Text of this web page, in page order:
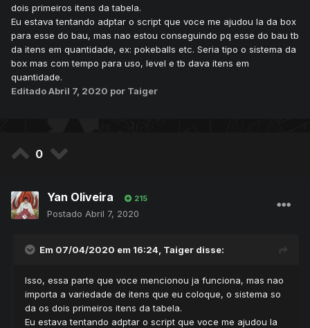
dois primeiros itens da tabela.
Eu estava tentando adptar o script que voce me ajudou la da box
para esse do bau, mas nao estou conseguindo pq esse do bau tb
da itens em quantidade, ex: pokeballs etc. Seria tipo o sistema da
box mas com tempo para uso, level e tb dava itens em
quantidade.
EditadoAbril 7, 2020 por Taiger
0
Yan Oliveira 215
Postado Abril 7, 2020
Em 07/04/2020 em 16:24, Taiger disse:
Isso, essa parte que voce mencionou ja funciona, mas nao
importa a variedade de itens que eu coloque, o sistema so
da os dois primeiros itens da tabela.
Eu estava tentando adptar o script que voce me ajudou la